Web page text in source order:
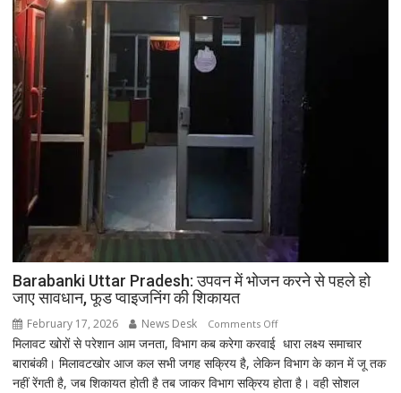
Barabanki Uttar Pradesh: उपवन में भोजन करने से पहले हो
जाए सावधान, फूड प्वाइजनिंग की शिकायत
February 17, 2026 News Desk Comments Offon
Barabanki
Uttar
Pradesh:
मिलावट खोरों से परेशान आम जनता, विभाग कब करेगा करवाई धारा लक्ष्य समाचार
बाराबंकी। मिलावटखोर आज कल सभी जगह सक्रिय है, लेकिन विभाग के कान में जू तक
नहीं रेंगती है, जब शिकायत होती है तब जाकर विभाग सक्रिय होता है। वही सोशल